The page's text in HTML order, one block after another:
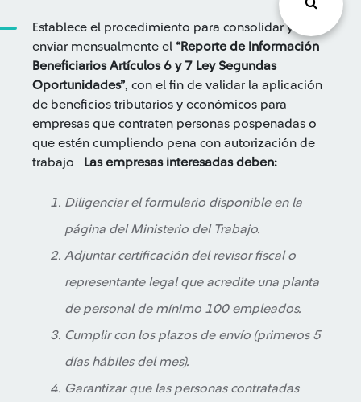
Establece el procedimiento para consolidar y
enviar mensualmente el “Reporte de Información
Beneficiarios Artículos 6 y 7 Ley Segundas
Oportunidades”, con el fin de validar la aplicación
de beneficios tributarios y económicos para
empresas que contraten personas pospenadas o
que estén cumpliendo pena con autorización de
trabajo
Las empresas interesadas deben:
Diligenciar el formulario disponible en la
página del Ministerio del Trabajo.
Adjuntar certificación del revisor fiscal o
representante legal que acredite una planta
de personal de mínimo 100 empleados.
Cumplir con los plazos de envío (primeros 5
días hábiles del mes).
Garantizar que las personas contratadas